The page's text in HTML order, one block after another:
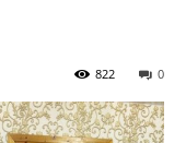
0
822